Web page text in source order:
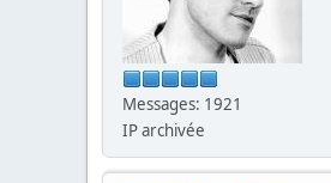
Messages: 1921
IP archivée